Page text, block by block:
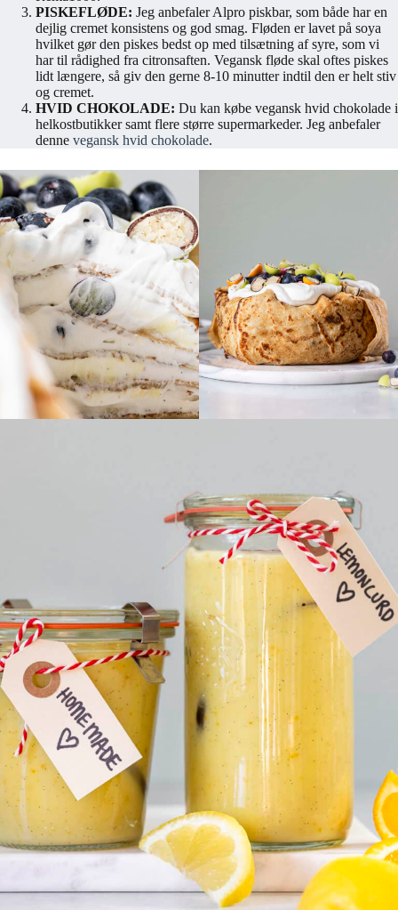
PISKEFLØDE: Jeg anbefaler Alpro piskbar, som både har en
dejlig cremet konsistens og god smag. Fløden er lavet på soya
hvilket gør den piskes bedst op med tilsætning af syre, som vi
har til rådighed fra citronsaften. Vegansk fløde skal oftes piskes
lidt længere, så giv den gerne 8-10 minutter indtil den er helt stiv
og cremet.
HVID CHOKOLADE: Du kan købe vegansk hvid chokolade i
helkostbutikker samt flere større supermarkeder. Jeg anbefaler
denne vegansk hvid chokolade.